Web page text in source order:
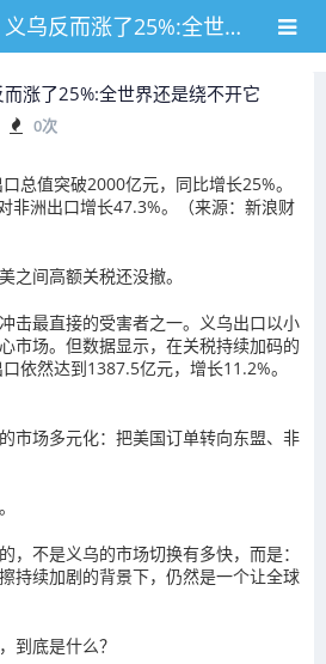
美国加税145%，义乌反而涨了25%:全世界还是绕不开它
涨了25%:全世界还是绕不开它
0次
总值突破2000亿元，同比增长25%。
非洲出口增长47.3%。（来源：新浪财
之间高额关税还没撤。
击最直接的受害者之一。义乌出口以小
市场。但数据显示，在关税持续加码的
依然达到1387.5亿元，增长11.2%。
市场多元化：把美国订单转向东盟、非
，不是义乌的市场切换有多快，而是：
持续加剧的背景下，仍然是一个让全球
到底是什么？